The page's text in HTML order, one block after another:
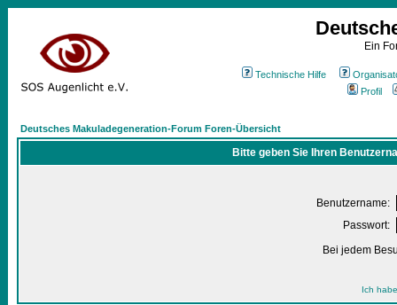
Ein
Technische Hilfe
Profil
Deutsches Makuladegeneration-Forum Foren-Übersicht
Bitte geben Sie Ihren
Benutzername:
Passwort:
Bei jedem
Ich